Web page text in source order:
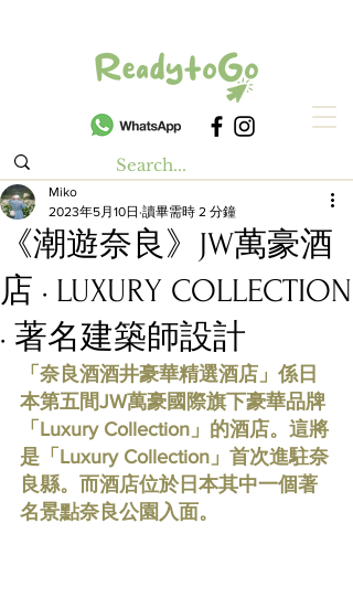
《潮遊奈良》JW萬豪酒
店 · LUXURY COLLECTION
· 著名建築師設計
Miko
2023年5月10日 讀畢需時 2 分鐘
「奈良酒酒井豪華精選酒店」係日
本第五間JW萬豪國際旗下豪華品牌
「Luxury Collection」的酒店。這將
是「Luxury Collection」首次進駐奈
良縣。而酒店位於日本其中一個著
名景點奈良公園入面。